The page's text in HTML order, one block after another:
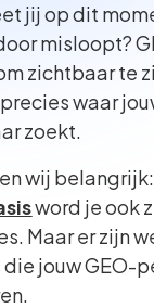
jij op dit
misloopt?
zichtbaar te
waar
zoekt.
wij
word je ook
Maar er zijn
jouw GEO-